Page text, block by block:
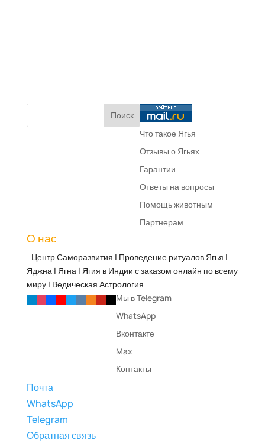
Что такое Ягья
Отзывы о Ягьях
Гарантии
Ответы на вопросы
Помощь животным
Партнерам
О нас
Центр Саморазвития | Проведение ритуалов Ягья |
Яджна | Ягна | Ягия в Индии с заказом онлайн по всему
миру | Ведическая Астрология
Мы в Telegram
WhatsApp
Вконтакте
Max
Контакты
Почта
WhatsApp
Telegram
Обратная связь